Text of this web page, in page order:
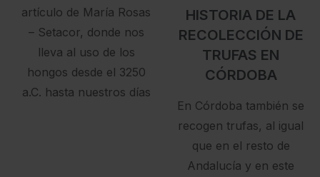
artículo de María Rosas
– Setacor, donde nos
lleva al uso de los
hongos desde el 3250
a.C. hasta nuestros días
HISTORIA DE LA
RECOLECCIÓN DE
TRUFAS EN
CÓRDOBA
En Córdoba también se
recogen trufas, al igual
que en el resto de
Andalucía y en este